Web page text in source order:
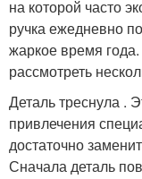
на которой часто
ручка ежедневно
жаркое время
рассмотреть
Деталь треснула .
привлечения
достаточно
Сначала деталь